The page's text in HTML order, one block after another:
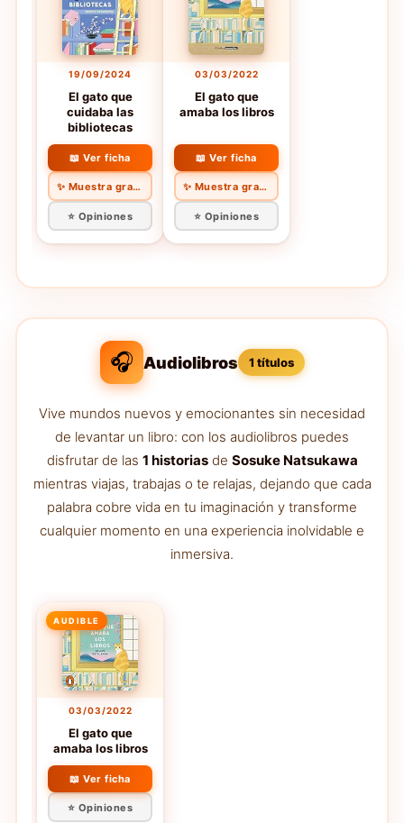
19/09/2024
El gato que
cuidaba las
bibliotecas
📖 Ver ficha
✨ Muestra gratis
⭐ Opiniones
03/03/2022
El gato que
amaba los libros
📖 Ver ficha
✨ Muestra gratis
⭐ Opiniones
🎧 Audiolibros 1 títulos
Vive mundos nuevos y emocionantes sin necesidad
de levantar un libro: con los audiolibros puedes
disfrutar de las 1 historiasde Sosuke Natsukawa
mientras viajas, trabajas o te relajas, dejando que cada
palabra cobre vida en tu imaginación y transforme
cualquier momento en una experiencia inolvidable e
inmersiva.
AUDIBLE
03/03/2022
El gato que
amaba los libros
📖 Ver ficha
⭐ Opiniones